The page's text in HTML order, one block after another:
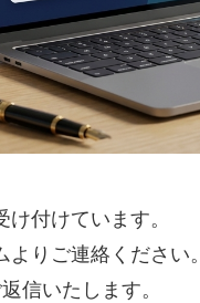
け付けています。
りご連絡ください。
信いたします。